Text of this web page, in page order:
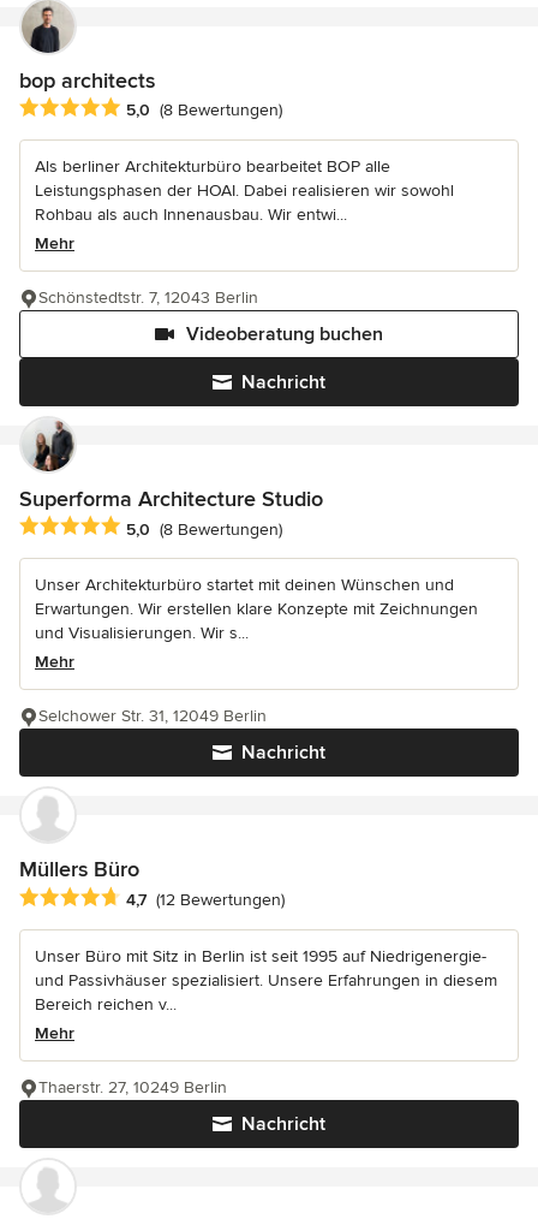
bop architects
Durchschnittliche Bewertung: 5 von 5 Sternen
5,0 (8 Bewertungen)
Als berliner Architekturbüro bearbeitet BOP alle
Leistungsphasen der HOAI. Dabei realisieren wir sowohl
Rohbau als auch Innenausbau. Wir entwi...
Mehr
Nachricht
Videoberatung buchen
Schönstedtstr. 7, 12043 Berlin
Superforma Architecture Studio
Durchschnittliche Bewertung: 5 von 5 Sternen
5,0 (8 Bewertungen)
Unser Architekturbüro startet mit deinen Wünschen und
Erwartungen. Wir erstellen klare Konzepte mit Zeichnungen
und Visualisierungen. Wir s...
Mehr
Nachricht
Selchower Str. 31, 12049 Berlin
Müllers Büro
Durchschnittliche Bewertung: 4.7 von 5 Sternen
4,7 (12 Bewertungen)
Unser Büro mit Sitz in Berlin ist seit 1995 auf Niedrigenergie-
und Passivhäuser spezialisiert. Unsere Erfahrungen in diesem
Bereich reichen v...
Mehr
Nachricht
Thaerstr. 27, 10249 Berlin